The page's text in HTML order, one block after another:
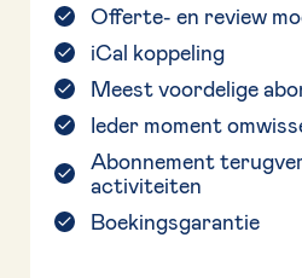
Offerte- en review
iCal koppeling
Meest voordelige
Ieder moment
Abonnement
activiteiten
Boekingsgarantie